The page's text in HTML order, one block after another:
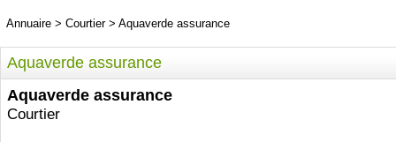
Annuaire > Courtier> Aquaverde assurance
Aquaverde assurance
Aquaverde assurance
Courtier